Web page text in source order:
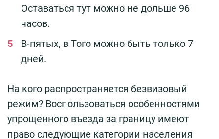
Оставаться тут можно не дольше 96
часов.
В-пятых, в Того можно быть только 7
дней.
На кого распространяется безвизовый
режим? Воспользоваться особенностями
упрощенного въезда за границу имеют
право следующие категории населения